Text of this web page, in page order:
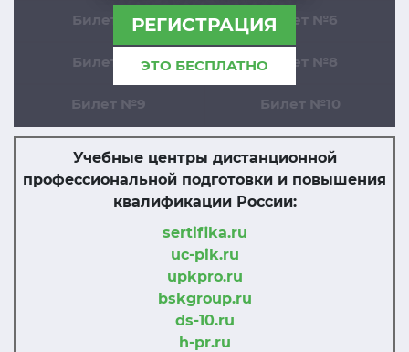
РЕГИСТРАЦИЯ
ЭТО БЕСПЛАТНО
Билет №5 Билет №6
Билет №7 Билет №8
Билет №9 Билет №10
Учебные центры дистанционной
профессиональной подготовки и повышения
квалификации России:
sertifika.ru
uc-pik.ru
upkpro.ru
bskgroup.ru
ds-10.ru
h-pr.ru